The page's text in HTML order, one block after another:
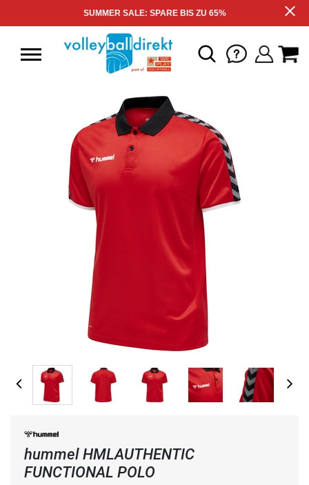
SUMMER SALE: SPARE BIS ZU 65%
hummel HMLAUTHENTIC
FUNCTIONAL POLO